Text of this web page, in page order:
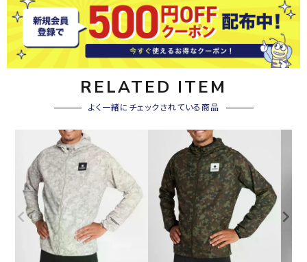
RELATED ITEM
よく一緒にチェックされている商品